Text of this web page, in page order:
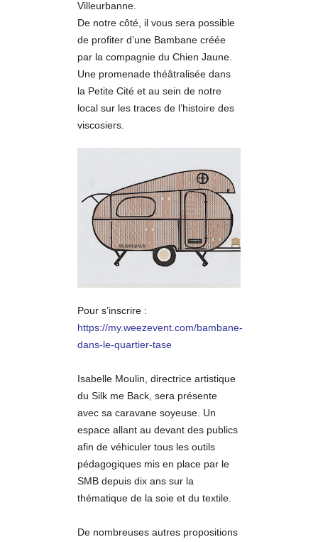
Villeurbanne.
De notre côté, il vous sera possible
de profiter d’une Bambane créée
par la compagnie du Chien Jaune.
Une promenade théâtralisée dans
la Petite Cité et au sein de notre
local sur les traces de l’histoire des
viscosiers.
Pour s’inscrire :
https://my.weezevent.com/bambane-
dans-le-quartier-tase
Isabelle Moulin, directrice artistique
du Silk me Back, sera présente
avec sa caravane soyeuse. Un
espace allant au devant des publics
afin de véhiculer tous les outils
pédagogiques mis en place par le
SMB depuis dix ans sur la
thématique de la soie et du textile.
De nombreuses autres propositions